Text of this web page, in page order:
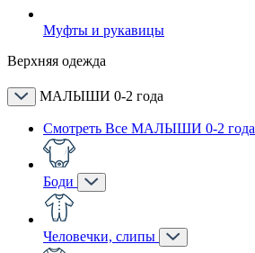
Муфты и рукавицы
Верхняя одежда
МАЛЫШИ 0-2 года
Смотреть Все МАЛЫШИ 0-2 года
Боди
Человечки, слипы